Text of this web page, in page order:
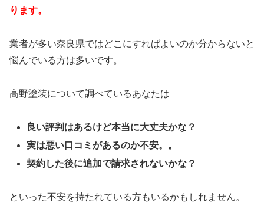
ります。
業者が多い奈良県ではどこにすればよいのか分からないと
悩んでいる方は多いです。
高野塗装について調べているあなたは
良い評判はあるけど本当に大丈夫かな？
実は悪い口コミがあるのか不安。。
契約した後に追加で請求されないかな？
といった不安を持たれている方もいるかもしれません。